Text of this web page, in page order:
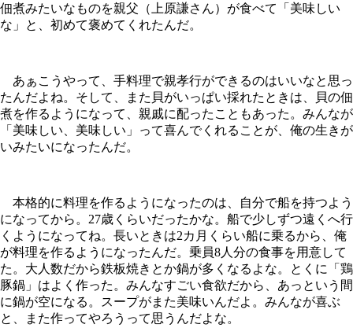
佃煮みたいなものを親父（上原謙さん）が食べて「美味しい
な」と、初めて褒めてくれたんだ。
あぁこうやって、手料理で親孝行ができるのはいいなと思っ
たんだよね。そして、また貝がいっぱい採れたときは、貝の佃
煮を作るようになって、親戚に配ったこともあった。みんなが
「美味しい、美味しい」って喜んでくれることが、俺の生きが
いみたいになったんだ。
本格的に料理を作るようになったのは、自分で船を持つよう
になってから。27歳くらいだったかな。船で少しずつ遠くへ行
くようになってね。長いときは2カ月くらい船に乗るから、俺
が料理を作るようになったんだ。乗員8人分の食事を用意して
た。大人数だから鉄板焼きとか鍋が多くなるよな。とくに「鶏
豚鍋」はよく作った。みんなすごい食欲だから、あっという間
に鍋が空になる。スープがまた美味いんだよ。みんなが喜ぶ
と、また作ってやろうって思うんだよな。